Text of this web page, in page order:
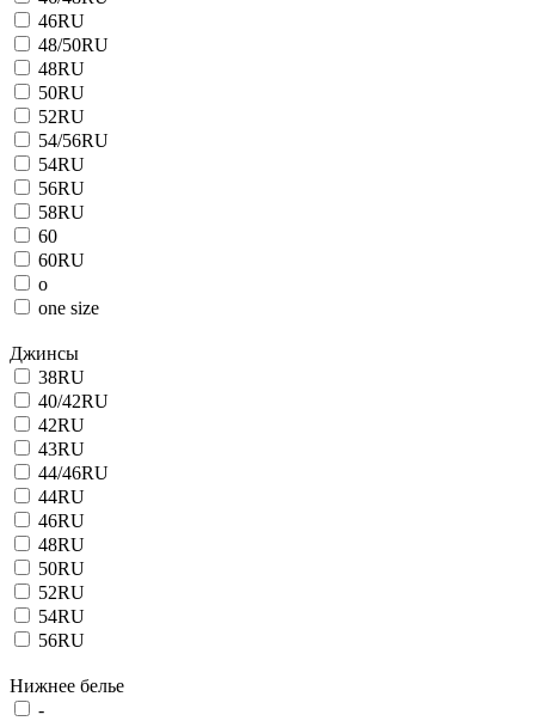
46RU
48/50RU
48RU
50RU
52RU
54/56RU
54RU
56RU
58RU
60
60RU
o
one size
Джинсы
38RU
40/42RU
42RU
43RU
44/46RU
44RU
46RU
48RU
50RU
52RU
54RU
56RU
Нижнее белье
-